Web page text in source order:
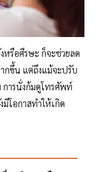
หรือศีรษะ ก็จะช่วยลด
กขึ้น แต่ถึงแม้จะปรับ
การนั่งก้มดูโทรศัพท์
โอกาสทำให้เกิด